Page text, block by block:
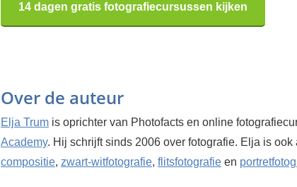
14 dagen gratis fotografiecursussen kijken
Over de auteur
Elja Trum is oprichter van Photofacts en online
Academy. Hij schrijft sinds 2006 over fotografie. Elja is
compositie, zwart-witfotografie, flitsfotografie en